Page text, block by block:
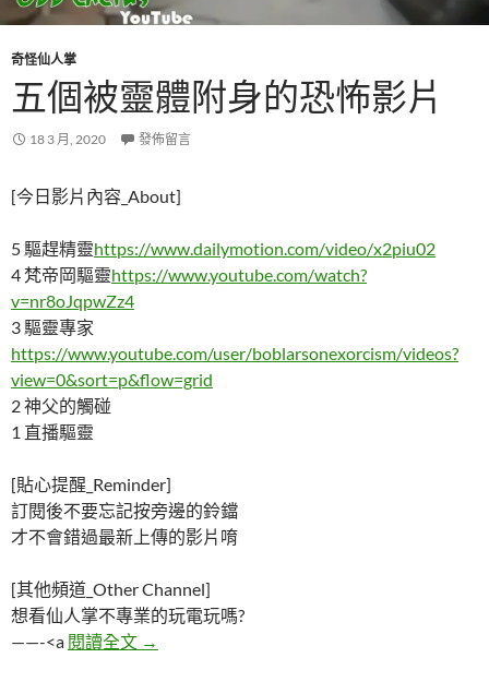
奇怪仙人掌
五個被靈體附身的恐怖影片
18 3 月, 2020 發佈留言
[今日影片內容_About]
5 驅趕精靈https://www.dailymotion.com/video/x2piu02
4 梵帝岡驅靈https://www.youtube.com/watch?
v=nr8oJqpwZz4
3 驅靈專家
https://www.youtube.com/user/boblarsonexorcism/videos?
view=0&sort=p&flow=grid
2 神父的觸碰
1 直播驅靈
[貼心提醒_Reminder]
訂閱後不要忘記按旁邊的鈴鐺
才不會錯過最新上傳的影片唷
[其他頻道_Other Channel]
想看仙人掌不專業的玩電玩嗎?
——-<a 閱讀全文 五個被靈體附身的恐怖影片
→